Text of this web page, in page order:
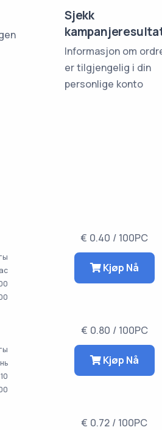
Sjekk
Informasjon om
er tilgjengelig i din
personlige konto
€ 0.40 / 100PC
Kjøp Nå
10
€ 0.80 / 100PC
Kjøp Nå
€ 0.72 / 100PC